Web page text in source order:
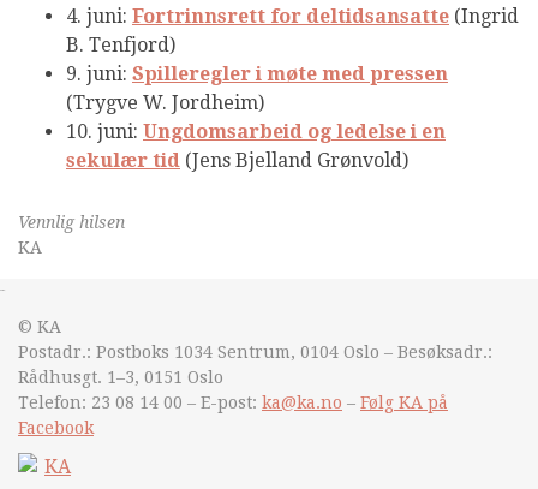
4. juni: Fortrinnsrett for deltidsansatte (Ingrid
B. Tenfjord)
9. juni: Spilleregler i møte med pressen
(Trygve W. Jordheim)
10. juni: Ungdomsarbeid og ledelse i en
sekulær tid (Jens Bjelland Grønvold)
Vennlig hilsen
KA
© KA
Postadr.: Postboks 1034 Sentrum, 0104 Oslo – Besøksadr.:
Rådhusgt. 1–3, 0151 Oslo
Telefon: 23 08 14 00 – E-post: ka@ka.no – Følg KA på
Facebook